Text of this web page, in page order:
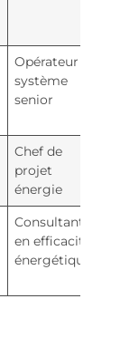
Opérateur
système
senior
Chef de
projet
énergie
Consultant
en efficacité
énergétique